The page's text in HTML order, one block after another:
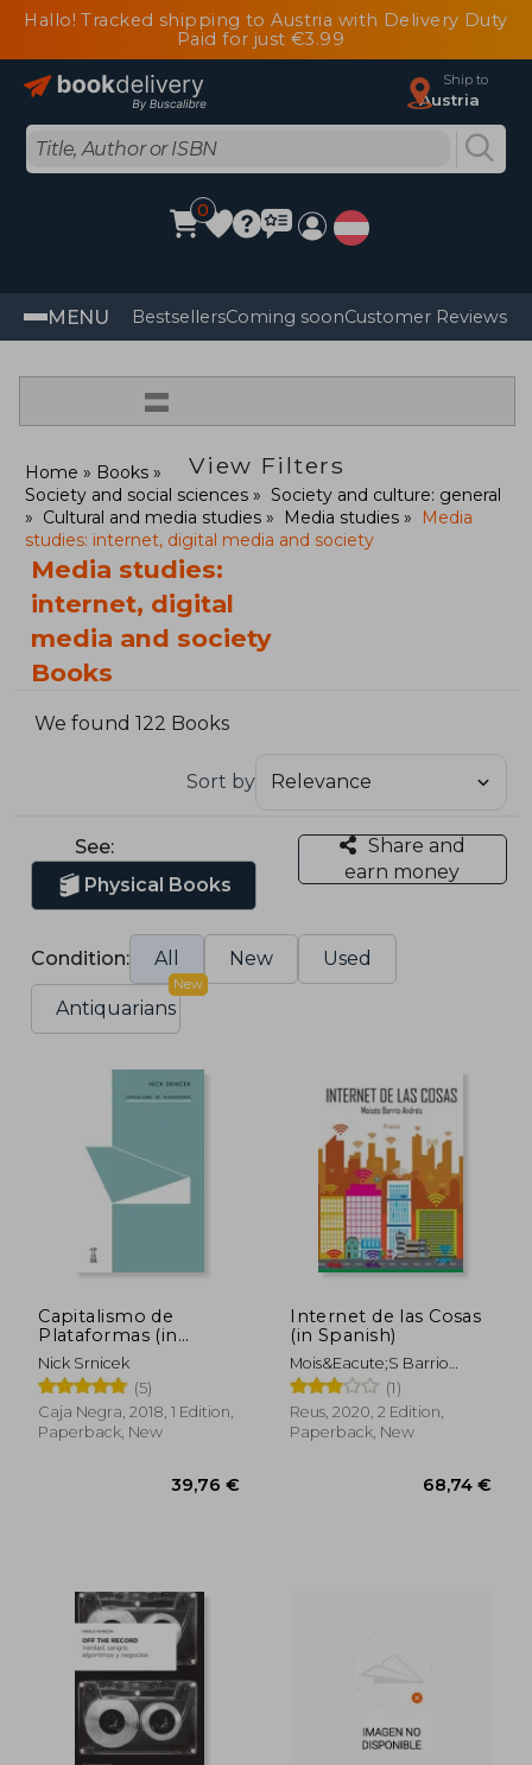
Hallo! Tracked shipping to Austria with Delivery Duty
Paid for just €3.99
Ship to
Austria
0
MENU BestsellersComing soonCustomer Reviews
=
View Filters
Home
Books
Society and social sciences
Society and culture: general
Cultural and media studies
Media studies
Media
studies: internet, digital media and society
Media studies:
internet, digital
media and society
Books
We found 122 Books
Sort by
See:
Physical Books
Share and
earn money
Condition: All New Used
Antiquarians
New
Capitalismo de
Plataformas (in
Spanish)
Nick Srnicek
(5)
Caja Negra, 2018, 1 Edition,
Paperback, New
Internet de las Cosas
(in Spanish)
Mois&Eacute;S Barrio
Andr&Eacute;S
(1)
Reus, 2020, 2 Edition,
Paperback, New